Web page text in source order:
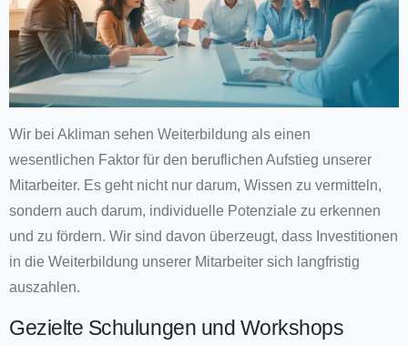
Wir bei Akliman sehen Weiterbildung als einen
wesentlichen Faktor für den beruflichen Aufstieg unserer
Mitarbeiter. Es geht nicht nur darum, Wissen zu vermitteln,
sondern auch darum, individuelle Potenziale zu erkennen
und zu fördern. Wir sind davon überzeugt, dass Investitionen
in die Weiterbildung unserer Mitarbeiter sich langfristig
auszahlen.
Gezielte Schulungen und Workshops